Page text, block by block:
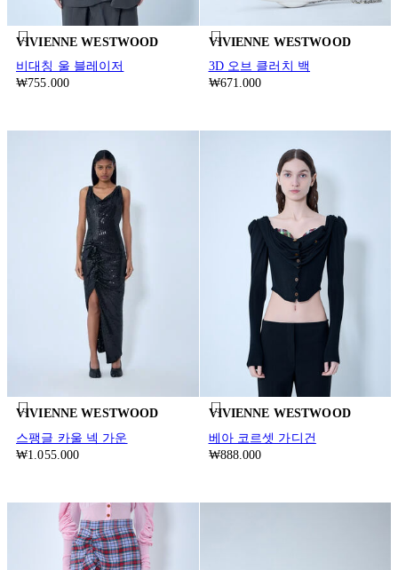
VIVIENNE WESTWOOD
비대칭 울 블레이저
₩755.000
VIVIENNE WESTWOOD
3D 오브 클러치 백
₩671.000
VIVIENNE WESTWOOD
스팽글 카울 넥 가운
₩1.055.000
VIVIENNE WESTWOOD
베아 코르셋 가디건
₩888.000